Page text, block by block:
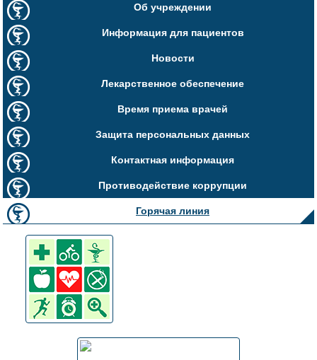
Об учреждении
Информация для пациентов
Новости
Лекарственное обеспечение
Время приема врачей
Защита персональных данных
Контактная информация
Противодействие коррупции
Горячая линия